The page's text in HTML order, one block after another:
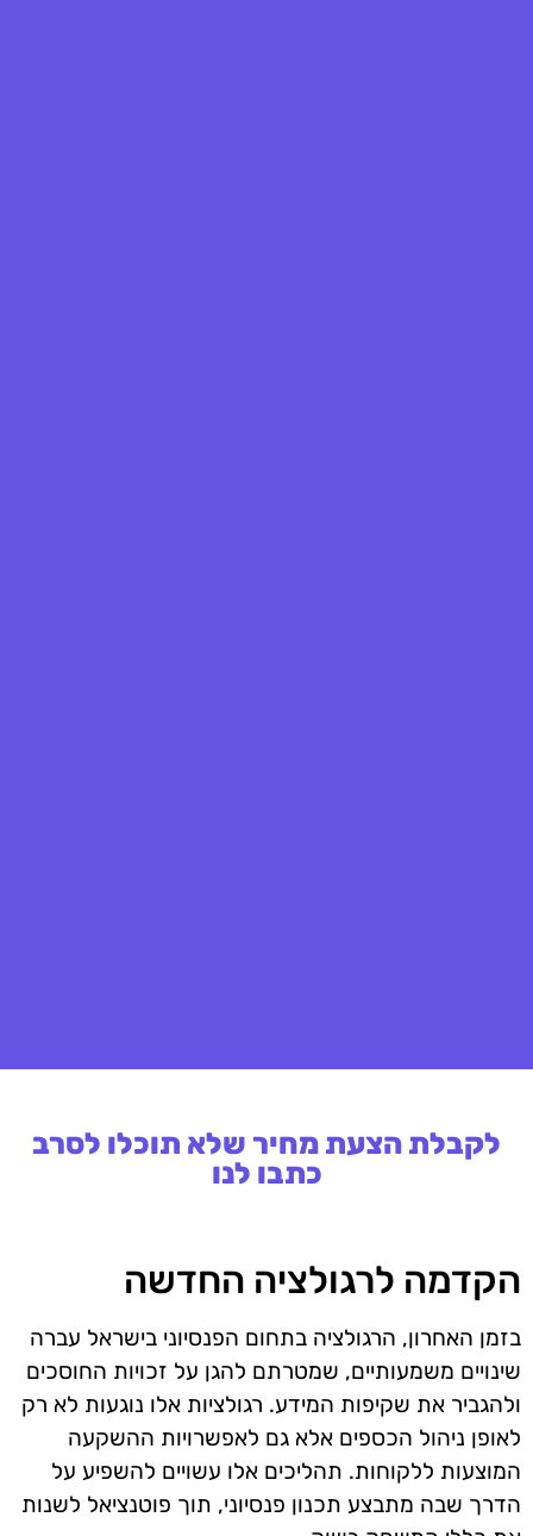
לקבלת הצעת מחיר שלא תוכלו לסרב
כתבו לנו
הקדמה לרגולציה החדשה
בזמן האחרון, הרגולציה בתחום הפנסיוני בישראל עברה
שינויים משמעותיים, שמטרתם להגן על זכויות החוסכים
ולהגביר את שקיפות המידע. רגולציות אלו נוגעות לא רק
לאופן ניהול הכספים אלא גם לאפשרויות ההשקעה
המוצעות ללקוחות. תהליכים אלו עשויים להשפיע על
הדרך שבה מתבצע תכנון פנסיוני, תוך פוטנציאל לשנות